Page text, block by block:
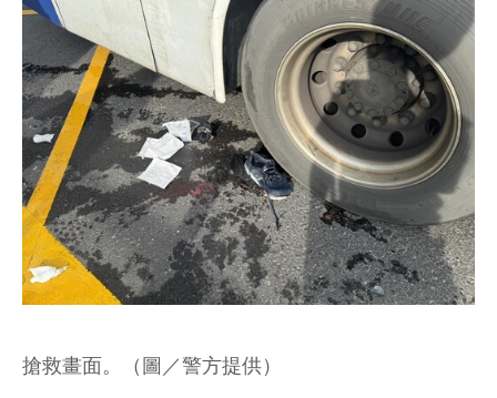
搶救畫面。（圖／警方提供）